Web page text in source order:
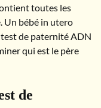
toutes les
Un bébé in utero
test de paternité ADN
qui est le père
de